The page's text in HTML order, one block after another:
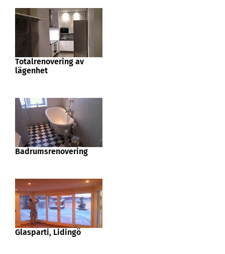
Totalrenovering av
lägenhet
Badrumsrenovering
Glasparti, Lidingö